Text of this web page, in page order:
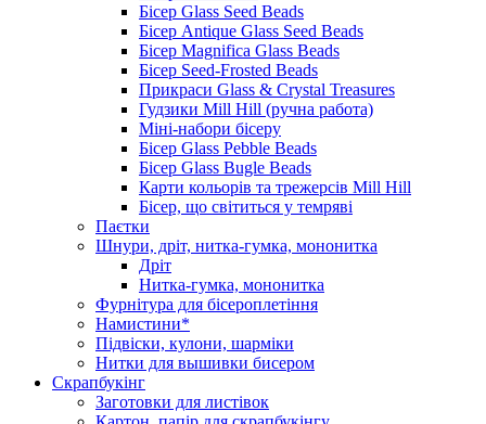
Бісер Glass Seed Beads
Бісер Antique Glass Seed Beads
Бісер Magnifica Glass Beads
Бісер Seed-Frosted Beads
Прикраси Glass & Crystal Treasures
Гудзики Mill Hill (ручна работа)
Міні-набори бісеру
Бісер Glass Pebble Beads
Бісер Glass Bugle Beads
Карти кольорів та трежерсів Mill Hill
Бісер, що світиться у темряві
Паєтки
Шнури, дріт, нитка-гумка, мононитка
Дріт
Нитка-гумка, мононитка
Фурнітура для бісероплетіння
Намистини*
Підвіски, кулони, шарміки
Нитки для вышивки бисером
Скрапбукінг
Заготовки для листівок